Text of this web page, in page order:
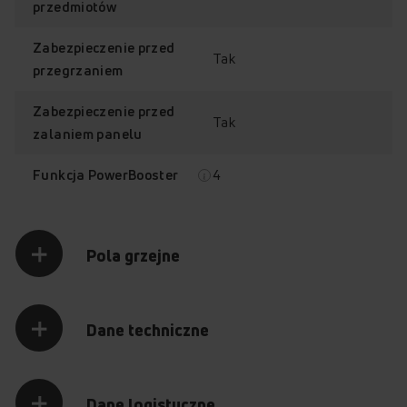
Timer dla każdego pola
Childlock
Poznaj najważniejsze funkcje płyty
przedmiotów
Zabezpieczenie przed
przegrzaniem
Tak
Zabezpieczenie przed
zalaniem panelu
Tak
Funkcja PowerBooster 4
Pola grzejne
Dane techniczne